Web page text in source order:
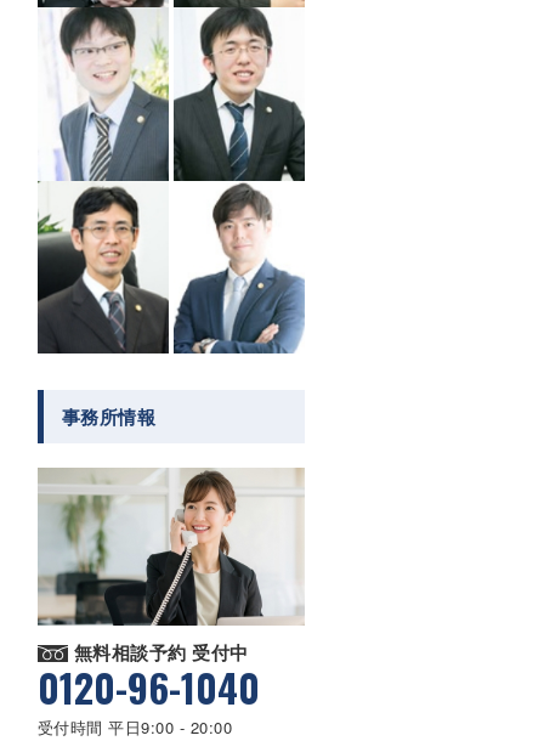
事務所情報
無料相談予約 受付中
0120-96-1040
受付時間 平日9:00 - 20:00